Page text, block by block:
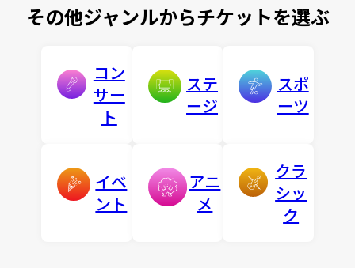
その他ジャンルからチケットを選ぶ
コン
サー
ト
ステ
ージ
スポ
ーツ
イベ
ント
アニ
メ
クラ
シッ
ク